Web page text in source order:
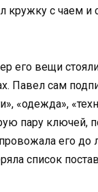
кружку с чаем и
его вещи
Павел сам
«одежда»,
пару ключей,
его до
список